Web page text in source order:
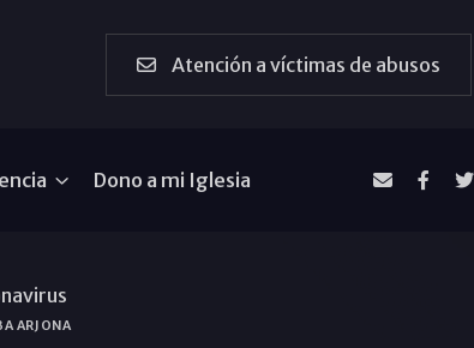
Atención a víctimas de abusos
Dono a mi Iglesia
ARJONA